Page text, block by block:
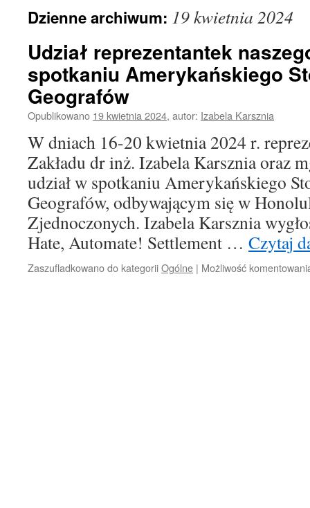
Dzienne archiwum: 19 kwietnia 2024
Udział reprezentantek
spotkaniu Amerykańskiego
Geografów
Opublikowano 19 kwietnia 2024, autor: Izabela Karsznia
W dniach 16-20 kwietnia 2024 r.
Zakładu dr inż. Izabela Karsznia oraz
udział w spotkaniu Amerykańskiego
Geografów, odbywającym się w
Zjednoczonych. Izabela Karsznia
Hate, Automate! Settlement … Czytaj
Zaszufladkowano do kategoriiOgólne | Możliwość